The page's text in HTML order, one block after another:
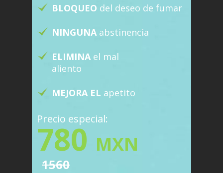
BLOQUEO del deseo de fumar
NINGUNA abstinencia
ELIMINA el mal
aliento
MEJORA EL apetito
Precio especial:
780 MXN
1560